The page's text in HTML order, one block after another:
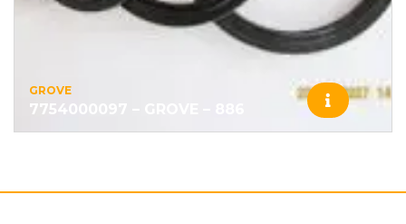
GROVE
7754000097 – GROVE – 886